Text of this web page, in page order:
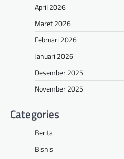
April 2026
Maret 2026
Februari 2026
Januari 2026
Desember 2025
November 2025
Categories
Berita
Bisnis